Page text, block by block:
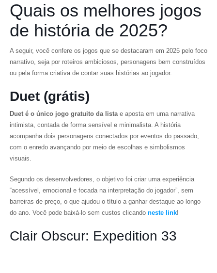
Quais os melhores jogos
de história de 2025?
A seguir, você confere os jogos que se destacaram em 2025 pelo foco
narrativo, seja por roteiros ambiciosos, personagens bem construídos
ou pela forma criativa de contar suas histórias ao jogador.
Duet (grátis)
Duet é o único jogo gratuito da lista e aposta em uma narrativa
intimista, contada de forma sensível e minimalista. A história
acompanha dois personagens conectados por eventos do passado,
com o enredo avançando por meio de escolhas e simbolismos
visuais.
Segundo os desenvolvedores, o objetivo foi criar uma experiência
“acessível, emocional e focada na interpretação do jogador”, sem
barreiras de preço, o que ajudou o título a ganhar destaque ao longo
do ano. Você pode baixá-lo sem custos clicando neste link!
Clair Obscur: Expedition 33